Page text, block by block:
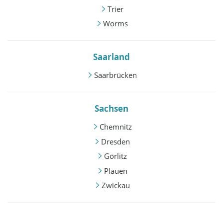
Trier
Worms
Saarland
Saarbrücken
Sachsen
Chemnitz
Dresden
Görlitz
Plauen
Zwickau